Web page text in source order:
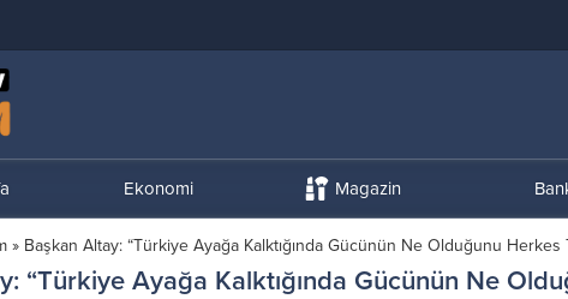
Ekonomi Magazin
» Başkan Altay: “Türkiye Ayağa Kalktığında Gücünün Ne Olduğunu Herkes
“Türkiye Ayağa Kalktığında Gücünün Ne